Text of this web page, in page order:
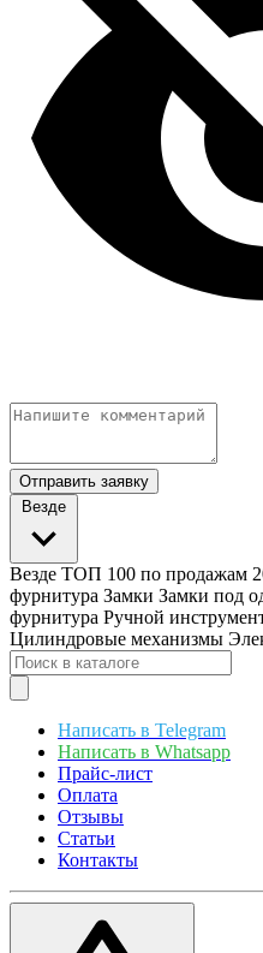
Отправить заявку
Везде
Везде ТОП 100 по продажам
фурнитура Замки Замки под
фурнитура Ручной
Цилиндровые механизмы
Написать в Telegram
Написать в Whatsapp
Прайс-лист
Оплата
Отзывы
Статьи
Контакты